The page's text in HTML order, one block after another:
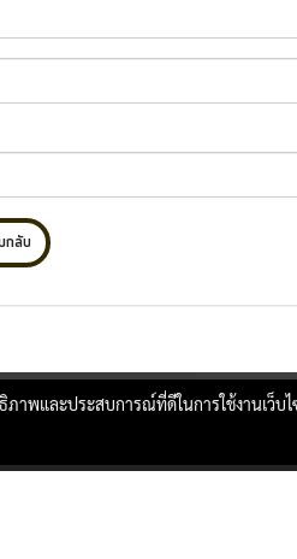
ลับ
ภาพและประสบการณ์ที่ดีในการใช้งานเว็